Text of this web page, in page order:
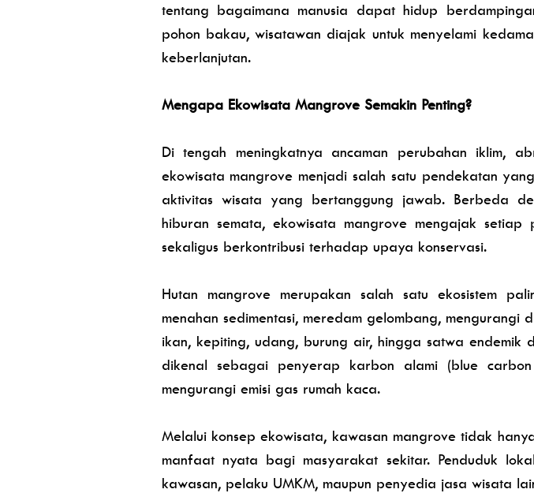
tentang bagaimana manusia dapat hidup
pohon bakau, wisatawan diajak untuk menyelami
keberlanjutan.
Mengapa Ekowisata Mangrove Semakin Penting?
Di tengah meningkatnya ancaman perubahan iklim,
ekowisata mangrove menjadi salah satu pendekatan
aktivitas wisata yang bertanggung jawab. Berbeda
hiburan semata, ekowisata mangrove mengajak
sekaligus berkontribusi terhadap upaya konservasi.
Hutan mangrove merupakan salah satu ekosistem
menahan sedimentasi, meredam gelombang,
ikan, kepiting, udang, burung air, hingga satwa
dikenal sebagai penyerap karbon alami (blue
mengurangi emisi gas rumah kaca.
Melalui konsep ekowisata, kawasan mangrove tidak
manfaat nyata bagi masyarakat sekitar. Penduduk
kawasan, pelaku UMKM, maupun penyedia jasa wisata